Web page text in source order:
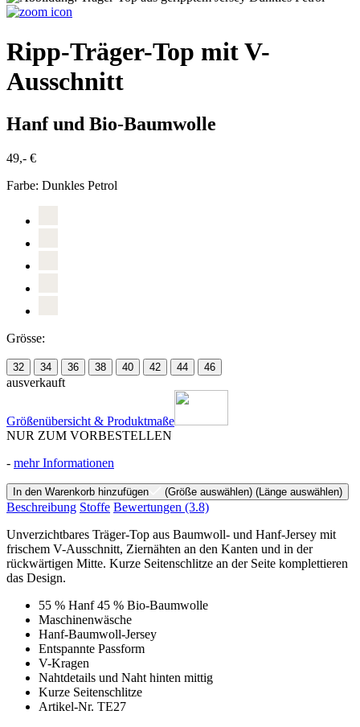
Ripp-Träger-Top mit V-
Ausschnitt
Hanf und Bio-Baumwolle
49,- €
Farbe: Dunkles Petrol
Grösse:
32 34 36 38 40 42 44 46
ausverkauft
Größenübersicht & Produktmaße
NUR ZUM VORBESTELLEN
- mehr Informationen
In den Warenkorb hinzufügen (Größe auswählen) (Länge auswählen)
Beschreibung Stoffe Bewertungen (3.8)
Unverzichtbares Träger-Top aus Baumwoll- und Hanf-Jersey mit
frischem V-Ausschnitt, Ziernähten an den Kanten und in der
rückwärtigen Mitte. Kurze Seitenschlitze an der Seite komplettieren
das Design.
55 % Hanf 45 % Bio-Baumwolle
Maschinenwäsche
Hanf-Baumwoll-Jersey
Entspannte Passform
V-Kragen
Nahtdetails und Naht hinten mittig
Kurze Seitenschlitze
Artikel-Nr. TE27